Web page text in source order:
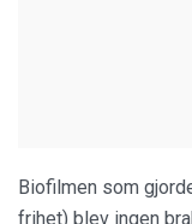
Biofilmen som
frihet) blev ingen